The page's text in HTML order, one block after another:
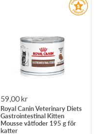
Rea-
pris
59,00 kr
Royal Canin Veterinary Diets
Gastrointestinal Kitten
Mousse våtfoder 195 g för
katter